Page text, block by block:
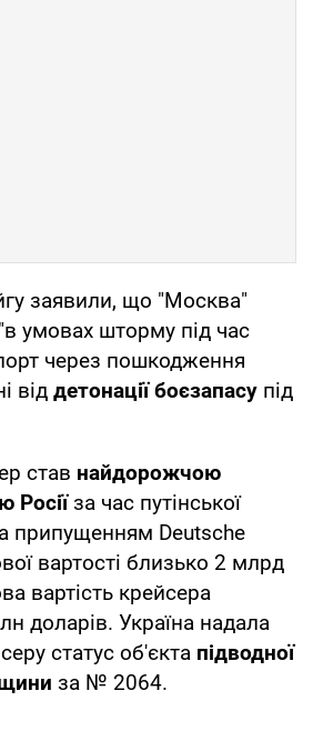
заявили, що "Москва"
умовах шторму під час
через пошкодження
від детонації боєзапасу під
став найдорожчою
Росіїза час путінської
припущенням Deutsche
вартості близько 2 млрд
вартість крейсера
доларів. Україна надала
статус об'єкта підводної
за № 2064.